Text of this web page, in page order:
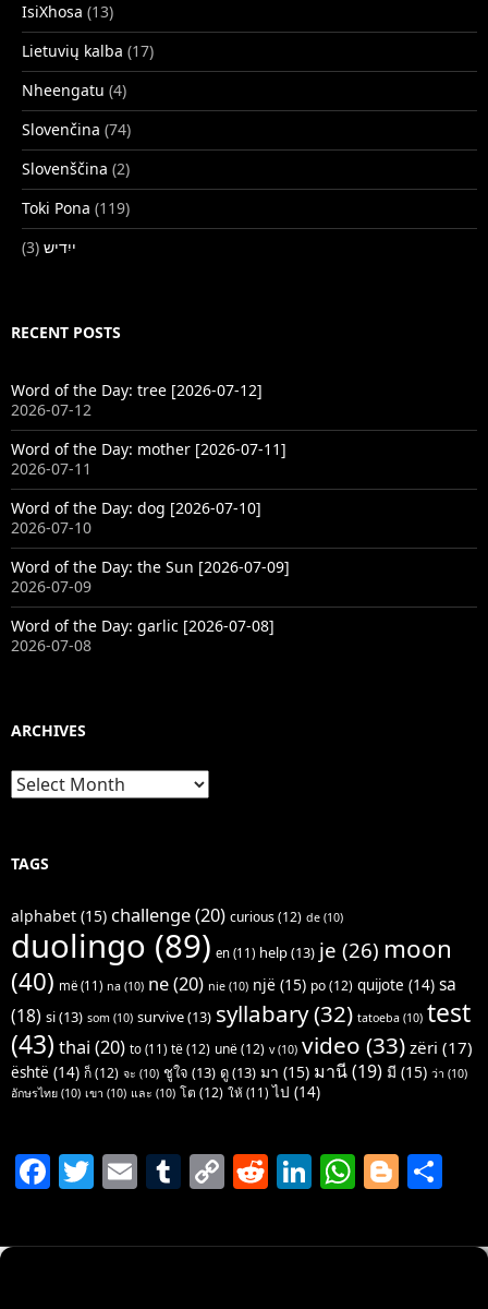
IsiXhosa (13)
Lietuvių kalba (17)
Nheengatu (4)
Slovenčina (74)
Slovenščina (2)
Toki Pona (119)
ייִדיש (3)
RECENT POSTS
Word of the Day: tree [2026-07-12]
2026-07-12
Word of the Day: mother [2026-07-11]
2026-07-11
Word of the Day: dog [2026-07-10]
2026-07-10
Word of the Day: the Sun [2026-07-09]
2026-07-09
Word of the Day: garlic [2026-07-08]
2026-07-08
ARCHIVES
Archives
TAGS
alphabet (15) challenge(20) curious(12) de (10)
duolingo (89) en (11) help(13) je (26) moon
(40) më (11) na (10) ne(20) nie (10) një (15) po(12) quijote (14) sa
(18) si(13) som (10) survive(13) syllabary(32) tatoeba (10) test
(43) thai (20) to (11) të(12) unë(12) v(10) video (33) zëri (17)
është (14) ก็(12) จะ (10) ชูใจ (13) ดู(13) มา (15) มานี(19) มี (15) ว่า (10)
อักษรไทย (10) เขา (10) และ (10) โต (12) ให้ (11) ไป (14)
F
c
T
itt
E
ai
T
m
C
p
R
d
Li
k
W
at
Bl
g ar